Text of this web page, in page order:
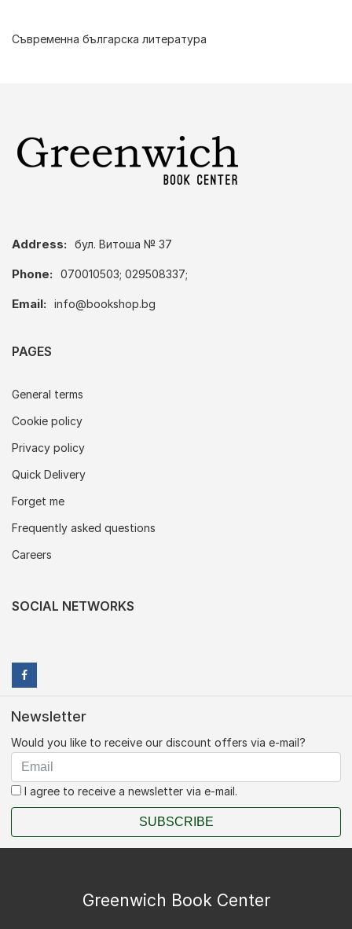
Съвременна българска литература
Address: бул. Витоша № 37
Phone: 070010503; 029508337;
Email: info@bookshop.bg
PAGES
General terms
Cookie policy
Privacy policy
Quick Delivery
Forget me
Frequently asked questions
Careers
SOCIAL NETWORKS
Newsletter
Would you like to receive our discount offers via e-mail?
I agree to receive a newsletter via e-mail.
SUBSCRIBE
Greenwich Book Center